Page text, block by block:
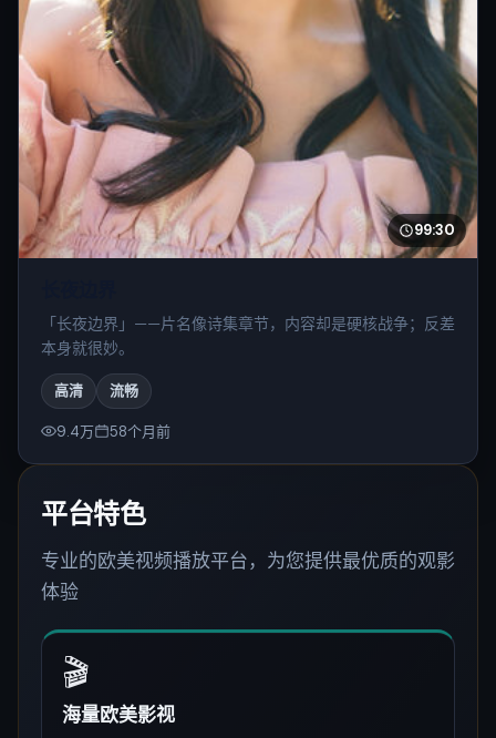
99:30
「长夜边界」——片名像诗集章节，内容却是硬核战争；反差
本身就很妙。
高清 流畅
9.4万 58个月前
平台特色
专业的欧美视频播放平台，为您提供最优质的观影
体验
🎬
海量欧美影视